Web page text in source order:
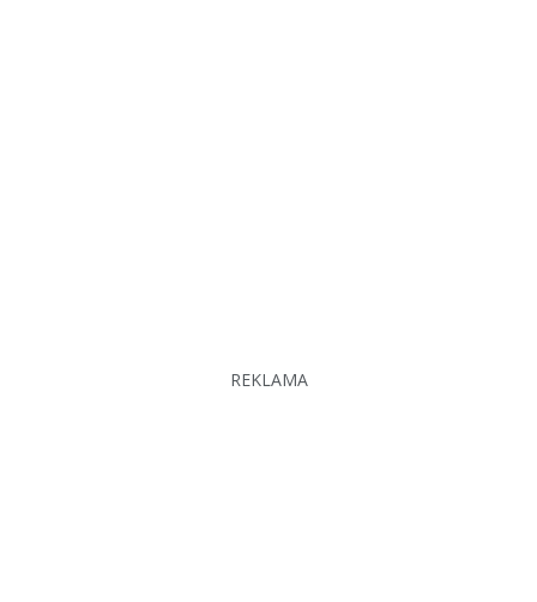
REKLAMA